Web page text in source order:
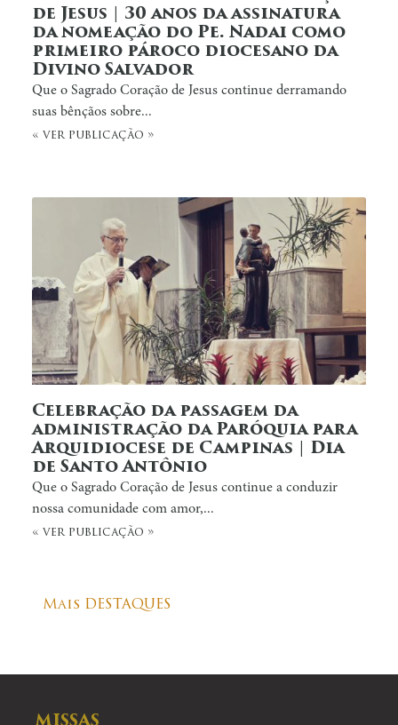
de Jesus | 30 anos da assinatura
da nomeação do Pe. Nadai como
primeiro pároco diocesano da
Divino Salvador
Que o Sagrado Coração de Jesus continue derramando
suas bênçãos sobre...
« ver publicação »
Celebração da passagem da
administração da Paróquia para
Arquidiocese de Campinas | Dia
de Santo Antônio
Que o Sagrado Coração de Jesus continue a conduzir
nossa comunidade com amor,...
« ver publicação »
Mais DESTAQUES